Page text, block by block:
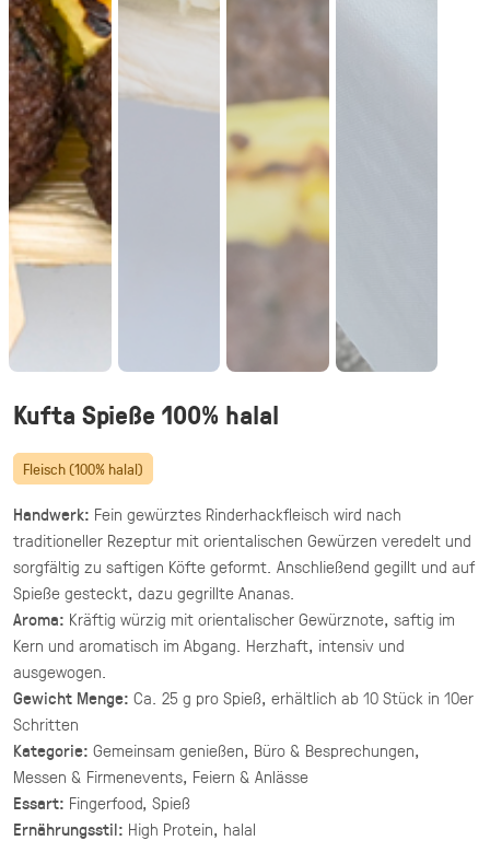
Kufta Spieße 100% halal
Fleisch (100% halal)
Handwerk: Fein gewürztes Rinderhackfleisch wird nach
traditioneller Rezeptur mit orientalischen Gewürzen veredelt und
sorgfältig zu saftigen Köfte geformt. Anschließend gegillt und auf
Spieße gesteckt, dazu gegrillte Ananas.
Aroma: Kräftig würzig mit orientalischer Gewürznote, saftig im
Kern und aromatisch im Abgang. Herzhaft, intensiv und
ausgewogen.
Gewicht Menge: Ca. 25 g pro Spieß, erhältlich ab 10 Stück in 10er
Schritten
Kategorie: Gemeinsam genießen, Büro & Besprechungen,
Messen & Firmenevents, Feiern & Anlässe
Essart: Fingerfood, Spieß
Ernährungsstil: High Protein, halal
(inkl. MwSt.)
Dubai Halloumi Platte (20 Stück)
20 knusprige Halloumi Sticks im Fadenteig
mit Honig Mascarpone Dip
39,90 €
Halloumi Pesto Fries
knusprige Halloumi Fries mit Basilikum Pesto
Mezze & Dips
ab 32,40 € für 20 ×
Gegrillte Halloumi Veggie (24 Stück)
gegrillter Halloumi mit mediterranem
44,90 €
(inkl. MwSt.)
Asiatische Brokkoli Platte
gegrillter Brokkoli und Champignons in
34,90 € für 1 ×
(inkl. MwSt.)
Mezze Mix Deluxe